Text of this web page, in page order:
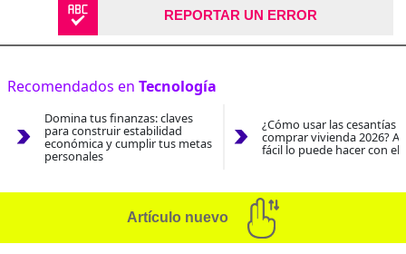
REPORTAR UN ERROR
Recomendados en Tecnología
Domina tus finanzas: claves
para construir estabilidad
económica y cumplir tus metas
personales
¿Cómo usar las cesantías
comprar vivienda 2026?
fácil lo puede hacer con el
Artículo nuevo